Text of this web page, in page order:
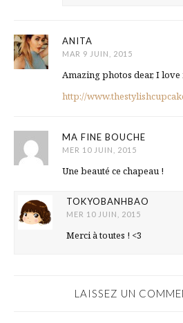
ANITA
MAR 9 JUIN, 2015
Amazing photos dear, I love
http://
MA FINE BOUCHE
MER 10 JUIN, 2015
Une beauté ce chapeau !
TOKYOBANHBAO
MER 10 JUIN, 2015
Merci à toutes ! <3
LAISSEZ UN